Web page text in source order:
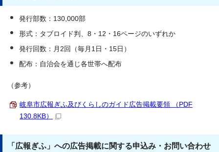
発行部数：130,000部
形式：タブロイド判、8・12・16ページのいずれか
発行回数：月2回（毎月1日・15日）
配布：自治会を通じ各世帯へ配布
（参考）
岐阜市広報ぎふ及びくらしのガイド広告掲載要領 （PDF
130.8KB）
「広報ぎふ」への広告掲載に関する申込み・お問い合わせ